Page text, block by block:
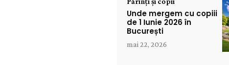
Unde mergem cu copiii
de 1 Iunie 2026 în
București
mai 22, 2026